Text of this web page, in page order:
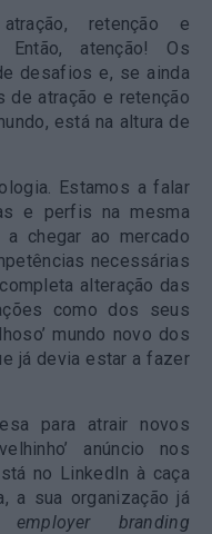
retenção e
Então, atenção! Os
desafios e, se ainda
de atração e retenção
está na altura de
Estamos a falar
e perfis na mesma
a chegar ao mercado
necessárias
alteração das
como dos seus
mundo novo dos
já devia estar a fazer
para atrair novos
anúncio nos
no LinkedIn à caça
a sua organização já
employer branding